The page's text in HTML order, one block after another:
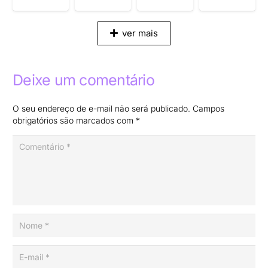
ver mais
Deixe um comentário
O seu endereço de e-mail não será publicado. Campos
obrigatórios são marcados com *